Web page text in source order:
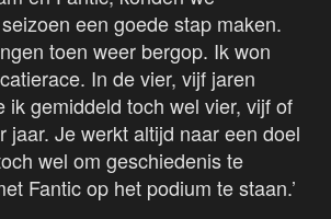
een goede stap maken.
toen weer bergop. Ik won
In de vier, vijf jaren
ik gemiddeld toch wel vier, vijf of
jaar. Je werkt altijd naar een doel
wel om geschiedenis te
Fantic op het podium te staan.’